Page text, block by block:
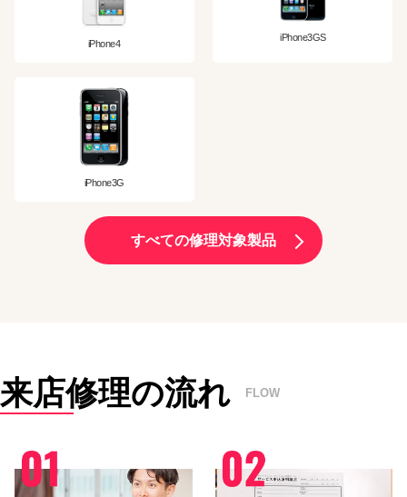
iPhone4
iPhone3GS
iPhone3G
すべての修理対象製品
来店修理の流れ FLOW